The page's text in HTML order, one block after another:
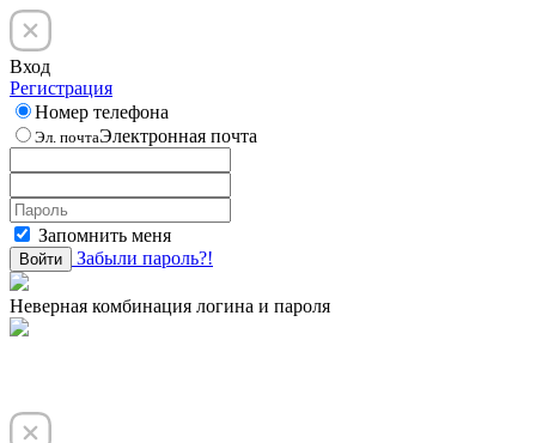
Вход
Регистрация
Номер телефона
Эл. почтаЭлектронная почта
Запомнить меня
Войти Забыли пароль?!
Неверная комбинация логина и пароля